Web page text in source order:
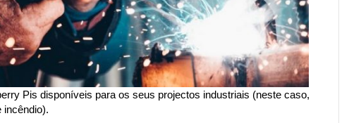
Pis disponíveis para os seus projectos industriais (neste caso,
incêndio).